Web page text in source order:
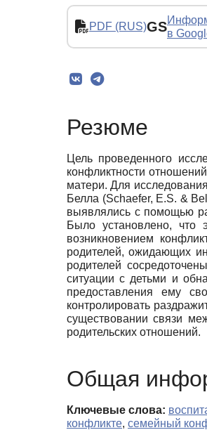
PDF (RUS)GSв
Резюме
Цель проведенного
конфликтности
матери. Для
Белла (Schaefer, E.S. &
выявлялись с помощью
Было установлено, что
возникновением
родителей, ожидающих
родителей
ситуации с детьми и
предоставления ему
контролировать
существовании связи
родительских отношений.
Общая
Ключевые слова:
конфликте, семейный